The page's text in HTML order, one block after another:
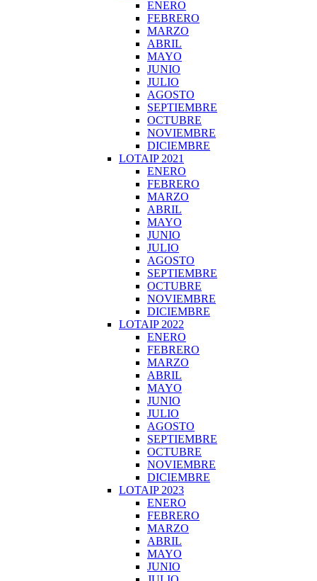
ENERO
FEBRERO
MARZO
ABRIL
MAYO
JUNIO
JULIO
AGOSTO
SEPTIEMBRE
OCTUBRE
NOVIEMBRE
DICIEMBRE
LOTAIP 2021
ENERO
FEBRERO
MARZO
ABRIL
MAYO
JUNIO
JULIO
AGOSTO
SEPTIEMBRE
OCTUBRE
NOVIEMBRE
DICIEMBRE
LOTAIP 2022
ENERO
FEBRERO
MARZO
ABRIL
MAYO
JUNIO
JULIO
AGOSTO
SEPTIEMBRE
OCTUBRE
NOVIEMBRE
DICIEMBRE
LOTAIP 2023
ENERO
FEBRERO
MARZO
ABRIL
MAYO
JUNIO